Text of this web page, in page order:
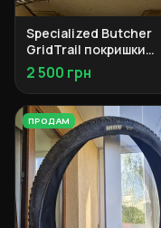
Specialized Butcher
GridTrail покришки
29x2.3
2 500 грн
ПРОДАМ